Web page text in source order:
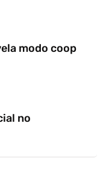
modo coop
no